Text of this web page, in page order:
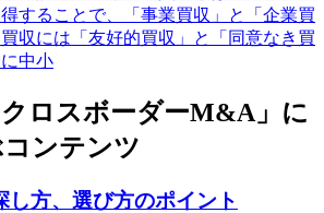
することで、「事業買収」と「企業買
収には「友好的買収」と「同意なき買
中小
クロスボーダーM&A」に
ンテンツ
し方、選び方のポイント